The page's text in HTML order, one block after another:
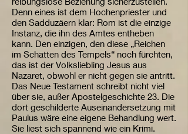
Denn eines ist dem Hochenpriester und
den Sadduzäern klar: Rom ist die einzige
Instanz, die ihn des Amtes entheben
kann. Den einzigen, den diese „Reichen
im Schatten des Tempels“ noch fürchten,
das ist der Volksliebling Jesus aus
Nazaret, obwohl er nicht gegen sie antritt.
Das Neue Testament schreibt nicht viel
über sie, außer Apostelgeschichte 23. Die
dort geschilderte Auseinandersetzung mit
Paulus wäre eine eigene Behandlung wert.
Sie liest sich spannend wie ein Krimi.